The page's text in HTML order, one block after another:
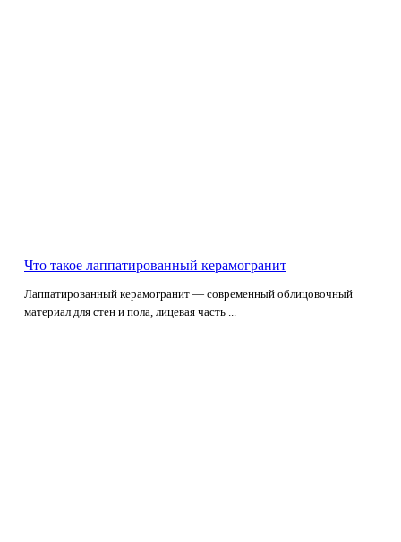
Что такое лаппатированный керамогранит
Лаппатированный керамогранит — современный облицовочный
материал для стен и пола, лицевая часть ...